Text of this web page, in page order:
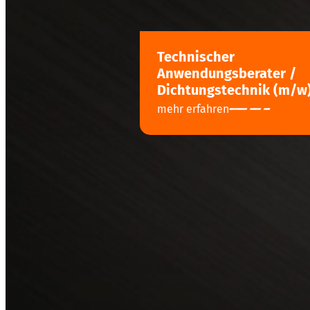
Technischer
Anwendungsberater /
Dichtungstechnik (m/
mehr erfahren